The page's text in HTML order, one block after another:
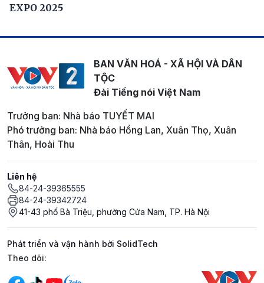
EXPO 2025
BAN VĂN HOÁ - XÃ HỘI VÀ DÂN
TỘC
Đài Tiếng nói Việt Nam
Trưởng ban: Nhà báo TUYẾT MAI
Phó trưởng ban: Nhà báo Hồng Lan, Xuân Thọ, Xuân
Thân, Hoài Thu
Liên hệ
84-24-39365555
84-24-39342724
41-43 phố Bà Triệu, phường Cửa Nam, TP. Hà Nội
Phát triển và vận hành bởi SolidTech
Mạng xã hội
Theo dõi: